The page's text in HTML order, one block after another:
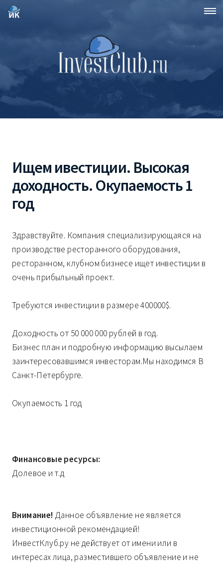
Ищем ивестиции. Высокая
доходность. Окупаемость 1
год
Здравствуйте. Компания специализирующаяся на
производстве ресторанного оборудования,
ресторанном, клубном бизнесе ищет инвестиции в
очень прибыльный проект.
Требуются инвестиции в размере 400000$.
Доходность от 50 000 000 рублей в год.
Бизнес план и подробную информацию высылаем
заинтересовавшимся инвесторам.Мы находимся В
Санкт-Петербурге.
Окупаемость 1 год
Финансовые ресурсы:
Долевое и т.д
Внимание! Данное объявление не является
инвестиционной рекомендацией!
ИнвестКлуб.ру не действует от имени или в
интересах лица, разместившего объявление и не